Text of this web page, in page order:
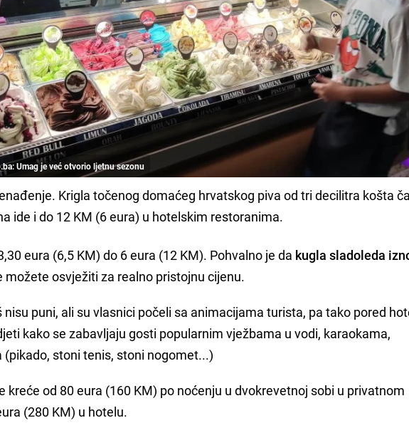
Umag je već otvorio ljetnu sezonu
Krigla točenog domaćeg hrvatskog piva od tri decilitra košta
ide i do 12 KM (6 eura) u hotelskim restoranima.
eura (6,5 KM) do 6 eura (12 KM). Pohvalno je da kugla sladoleda
možete osvježiti za realno pristojnu cijenu.
nisu puni, ali su vlasnici počeli sa animacijama turista, pa tako pored
kako se zabavljaju gosti popularnim vježbama u vodi, karaokama,
stoni tenis, stoni nogomet...)
kreće od 80 eura (160 KM) po noćenju u dvokrevetnoj sobi u privatnom
(280 KM) u hotelu.